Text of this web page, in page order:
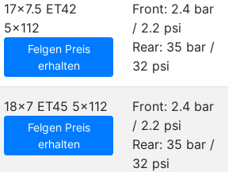
17x7.5 ET42
5x112
Felgen Preis
erhalten
Front: 2.4 bar
/ 2.2 psi
Rear: 35 bar /
32 psi
18x7 ET45 5x112
Felgen Preis
erhalten
Front: 2.4 bar
/ 2.2 psi
Rear: 35 bar /
32 psi